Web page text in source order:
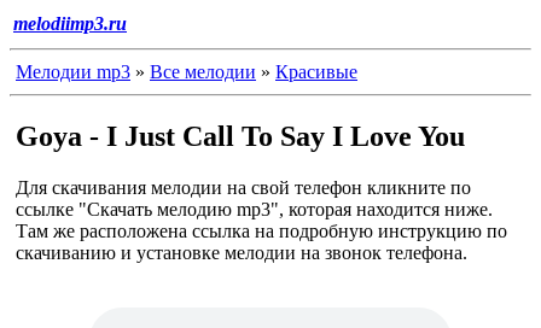
melodiimp3.ru
Мелодии mp3 » Все мелодии » Красивые
Goya - I Just Call To Say I Love You
Для скачивания мелодии на свой телефон кликните по
ссылке "Скачать мелодию mp3", которая находится ниже.
Там же расположена ссылка на подробную инструкцию по
скачиванию и установке мелодии на звонок телефона.